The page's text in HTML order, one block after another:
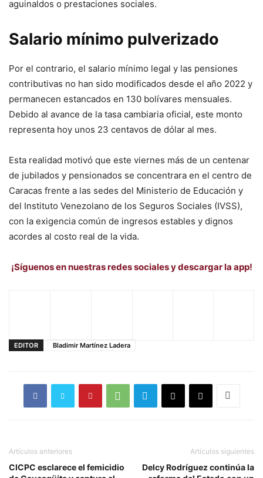
aguinaldos o prestaciones sociales.
Salario mínimo pulverizado
Por el contrario, el salario mínimo legal y las pensiones
contributivas no han sido modificados desde el año 2022 y
permanecen estancados en 130 bolívares mensuales.
Debido al avance de la tasa cambiaria oficial, este monto
representa hoy unos 23 centavos de dólar al mes.
Esta realidad motivó que este viernes más de un centenar
de jubilados y pensionados se concentrara en el centro de
Caracas frente a las sedes del Ministerio de Educación y
del Instituto Venezolano de los Seguros Sociales (IVSS),
con la exigencia común de ingresos estables y dignos
acordes al costo real de la vida.
¡Síguenos en nuestras redes sociales y descargar la app!
EDITOR Bladimir Martínez Ladera
Artículos anteriores
CICPC esclarece el femicidio
Artículos siguientes
Delcy Rodríguez continúa la